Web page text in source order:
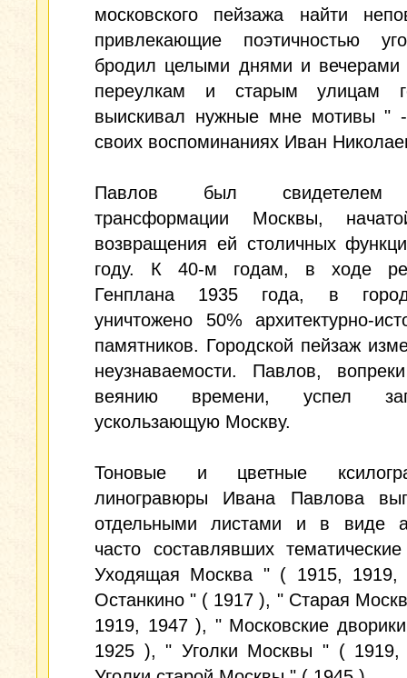
московского пейзажа найти
привлекающие поэтичностью
бродил целыми днями и вечерами
переулкам и старым улицам
выискивал нужные мне мотивы "
своих воспоминаниях Иван
Павлов был свидетелем
трансформации Москвы,
возвращения ей столичных
году. К 40-м годам, в ходе
Генплана 1935 года, в
уничтожено 50% архитектурно-
памятников. Городской пейзаж
неузнаваемости. Павлов,
веянию времени, успел
ускользающую Москву.
Тоновые и цветные
линогравюры Ивана Павлова
отдельными листами и в виде
часто составлявших
Уходящая Москва " ( 1915,
Останкино " ( 1917 ), " Старая
1919, 1947 ), " Московские
1925 ), " Уголки Москвы " (